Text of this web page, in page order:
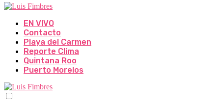
EN VIVO
Contacto
Playa del Carmen
Reporte Clima
Quintana Roo
Puerto Morelos